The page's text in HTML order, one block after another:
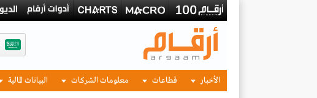
الأخبار قطاعات معلومات الشركات البيانات المالية